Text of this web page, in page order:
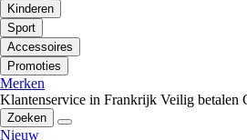
Kinderen
Sport
Accessoires
Promoties
Merken
Klantenservice in Frankrijk Veilig betalen
Zoeken
Nieuw